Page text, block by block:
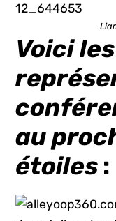
Voici
au
étoiles :